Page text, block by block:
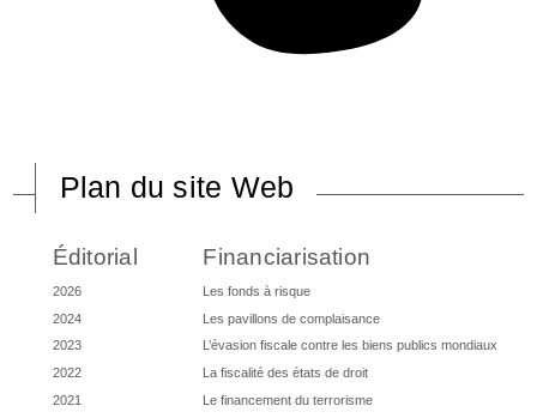
Plan du site Web
Éditorial
2026
2024
2023
2022
2021
Financiarisation
Les fonds à risque
Les pavillons de complaisance
L’évasion fiscale contre les biens publics mondiaux
La fiscalité des états de droit
Le financement du terrorisme